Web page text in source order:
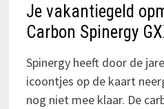
Je vakantiegeld
Carbon Spinergy
Spinergy heeft door de
icoontjes op de kaart
nog niet mee klaar. De